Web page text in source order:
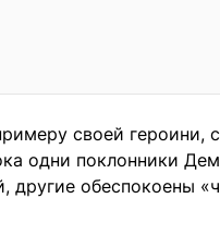
своей героини,
одни поклонники
другие обеспокоены